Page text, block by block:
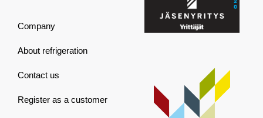
Company
About refrigeration
Contact us
Register as a customer